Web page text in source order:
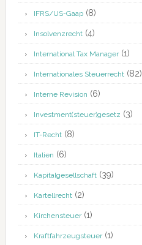
IFRS/US-Gaap(8)
Insolvenzrecht(4)
International Tax Manager(1)
Internationales Steuerrecht(82)
Interne Revision (6)
Investment(steuer)gesetz (3)
IT-Recht(8)
Italien (6)
Kapitalgesellschaft(39)
Kartellrecht(2)
Kirchensteuer(1)
Kraftfahrzeugsteuer(1)